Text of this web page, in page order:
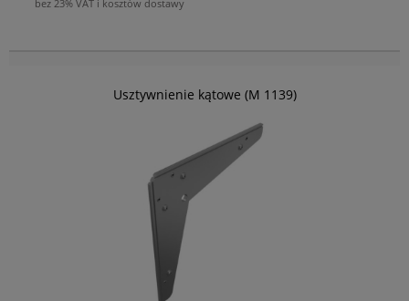
bez 23% VAT i kosztów dostawy
Usztywnienie kątowe (M 1139)